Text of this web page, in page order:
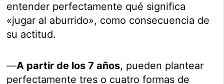
entender perfectamente qué significa
«jugar al aburrido», como consecuencia de
su actitud.
—A partir de los 7 años, pueden plantear
perfectamente tres o cuatro formas de